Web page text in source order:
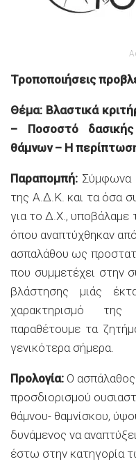
Τροποποιήσεις
Θέμα: Βλαστικά
– Ποσοστό
θάμνων – Η
Παραπομπή: Σύμφωνα
της Α.Δ.Κ. και τα όσα
για το Δ.Χ., υποβάλαμε
όπου αναπτύχθηκαν
ασπαλάθου ως
που συμμετέχει στην
βλάστησης μιάς
χαρακτηρισμό
παραθέτουμε τα
γενικότερα σήμερα.
Προλογία: Ο
προσδιορισμού
θάμνου- θαμνίσκου,
δυνάμενος να
έστω στην κατηγορία